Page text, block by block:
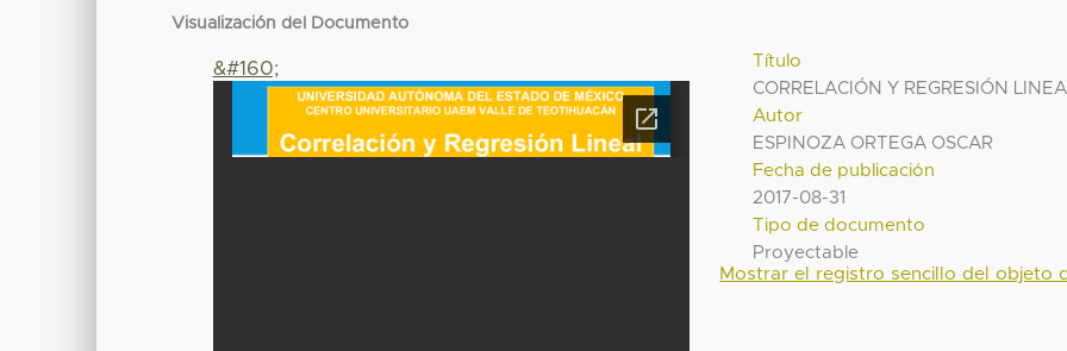
Visualización del Documento
Título
CORRELACIÓN Y REGRESIÓN LINEAL
Autor
ESPINOZA ORTEGA OSCAR
Fecha de publicación
2017-08-31
Tipo de documento
Proyectable
&#160;
Mostrar el registro sencillo del objeto